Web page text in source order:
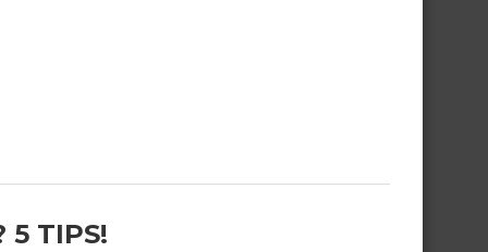
5 TIPS!